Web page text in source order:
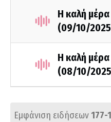
Η καλή
(09/10/
Η καλή
(08/10/
Εμφάνιση ειδήσεων177-